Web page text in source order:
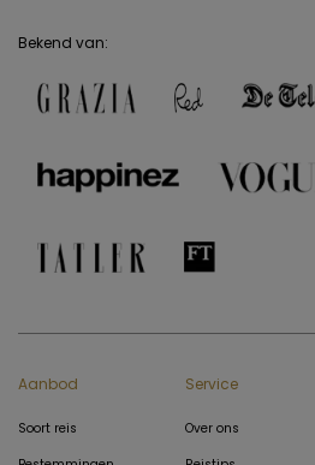
Bekend van:
Aanbod
Soort reis
Service
Over ons